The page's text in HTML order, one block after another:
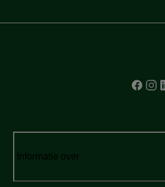
Informatie over